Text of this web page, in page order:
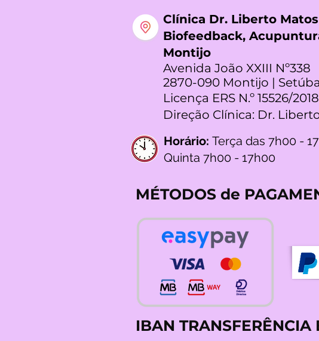
Clínica Dr. Liberto
Biofeedback,
Montijo
Avenida João XXIII Nº338
2870-090 Montijo |
Licença ERS N.º 15526/2018
Direção Clínica: Dr.
Horário: Terça das 7h00 -
Quinta 7h00 - 17h00
MÉTODOS de
IBAN TRANSFERÊNCIA